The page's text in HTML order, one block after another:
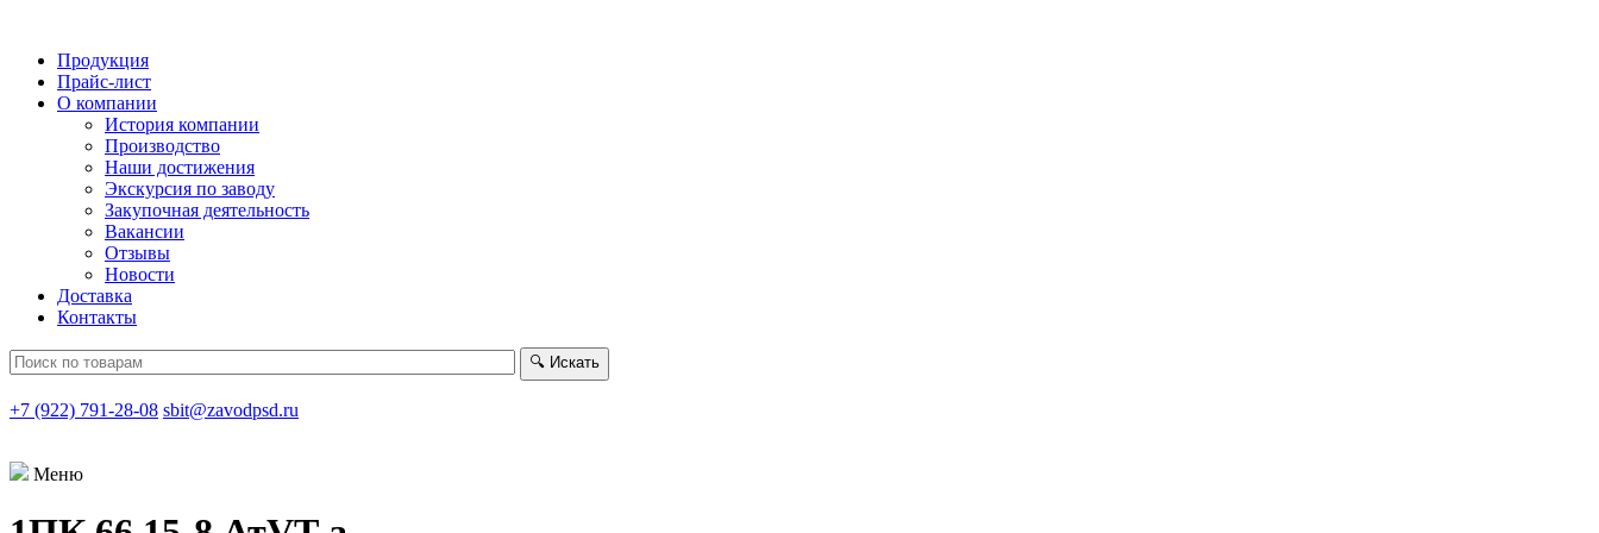
Продукция
Прайс-лист
О компании
История компании
Производство
Наши достижения
Экскурсия по заводу
Закупочная деятельность
Вакансии
Отзывы
Новости
Доставка
Контакты
🔍 Искать
+7 (922) 791-28-08 sbit@zavodpsd.ru
Меню